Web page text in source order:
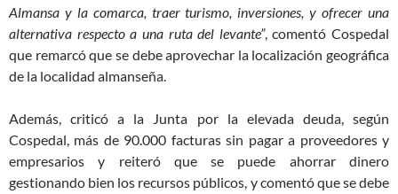
Almansa y la comarca, traer turismo, inversiones, y ofrecer una
alternativa respecto a una ruta del levante”, comentó Cospedal
que remarcó que se debe aprovechar la localización geográfica
de la localidad almanseña.
Además, criticó a la Junta por la elevada deuda, según
Cospedal, más de 90.000 facturas sin pagar a proveedores y
empresarios y reiteró que se puede ahorrar dinero
gestionando bien los recursos públicos, y comentó que se debe